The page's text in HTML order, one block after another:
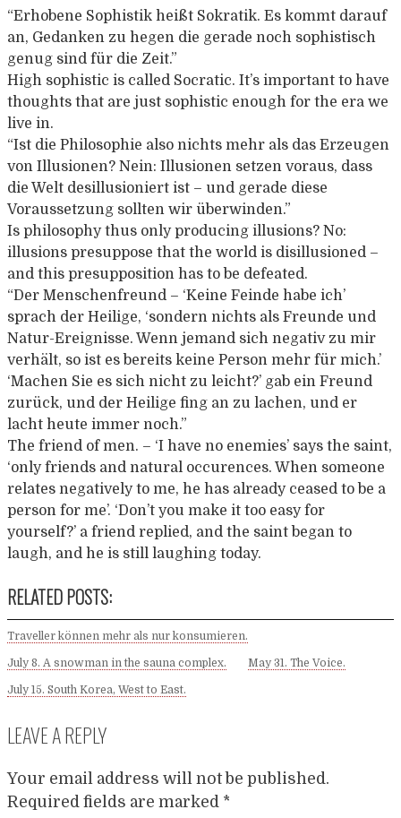
“Erhobene Sophistik heißt Sokratik. Es kommt darauf
an, Gedanken zu hegen die gerade noch sophistisch
genug sind für die Zeit.”
High sophistic is called Socratic. It’s important to have
thoughts that are just sophistic enough for the era we
live in.
“Ist die Philosophie also nichts mehr als das Erzeugen
von Illusionen? Nein: Illusionen setzen voraus, dass
die Welt desillusioniert ist – und gerade diese
Voraussetzung sollten wir überwinden.”
Is philosophy thus only producing illusions? No:
illusions presuppose that the world is disillusioned –
and this presupposition has to be defeated.
“Der Menschenfreund – ‘Keine Feinde habe ich’
sprach der Heilige, ‘sondern nichts als Freunde und
Natur-Ereignisse. Wenn jemand sich negativ zu mir
verhält, so ist es bereits keine Person mehr für mich.’
‘Machen Sie es sich nicht zu leicht?’ gab ein Freund
zurück, und der Heilige fing an zu lachen, und er
lacht heute immer noch.”
The friend of men. – ‘I have no enemies’ says the saint,
‘only friends and natural occurences. When someone
relates negatively to me, he has already ceased to be a
person for me’. ‘Don’t you make it too easy for
yourself?’ a friend replied, and the saint began to
laugh, and he is still laughing today.
RELATED POSTS:
Traveller können mehr als nur konsumieren.
July 8. A snowman in the sauna complex. May 31. The Voice.
July 15. South Korea, West to East.
LEAVE A REPLY
Your email address will not be published.
Required fields are marked *